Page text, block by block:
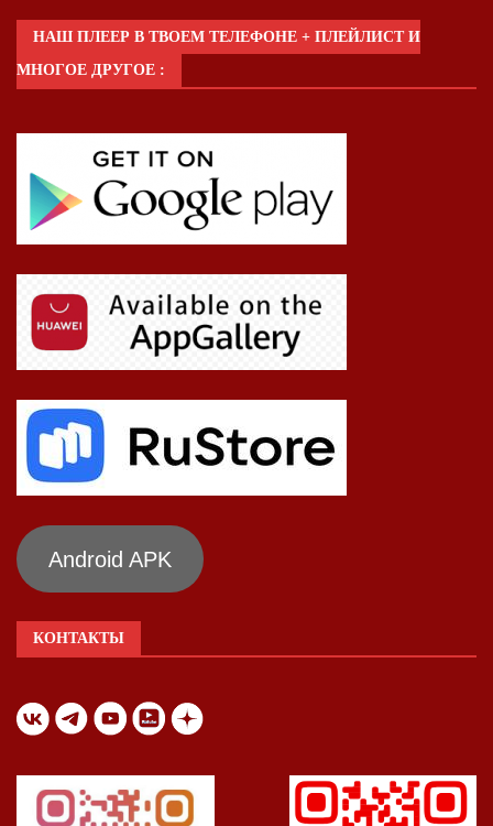
НАШ ПЛЕЕР В ТВОЕМ ТЕЛЕФОНЕ + ПЛЕЙЛИСТ И
МНОГОЕ ДРУГОЕ :
Android APK
КОНТАКТЫ